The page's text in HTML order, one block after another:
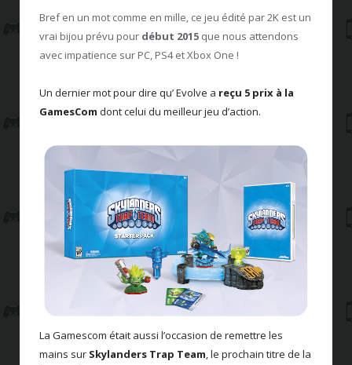
Bref en un mot comme en mille, ce jeu édité par 2K est un
vrai bijou prévu pour début 2015 que nous attendons
avec impatience sur PC, PS4 et Xbox One !
Un dernier mot pour dire qu’ Evolve a reçu 5 prix à la
GamesCom dont celui du meilleur jeu d’action.
La Gamescom était aussi l’occasion de remettre les
mains sur Skylanders Trap Team, le prochain titre de la